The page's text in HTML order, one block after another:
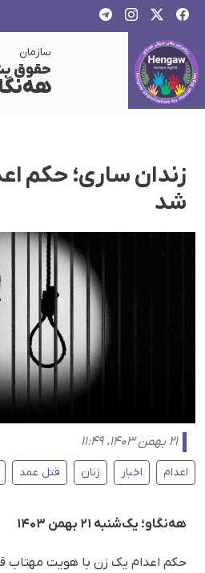
سازمان
حقوق
زندان ساری؛ حکم
شد
۲۱ بهمن ۱۴۰۳، ۱۱:۴۹
اعدام اخبار زنان قتل عمد
هه‌نگاو؛ یک‌شنبه ۲۱ بهمن ۱۴۰۳
حکم اعدام یک زن با هویت مهتاب